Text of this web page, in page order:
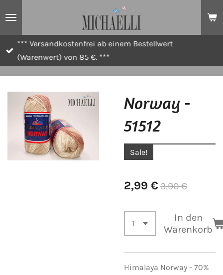
*** Versandkostenfrei ab einem Bestellwert
(Warenwert) von 85 €. ***
Norway -
51512
Sale!
2,99 € 3,90 €
In den
Warenkorb
Himalaya Norway - 70%